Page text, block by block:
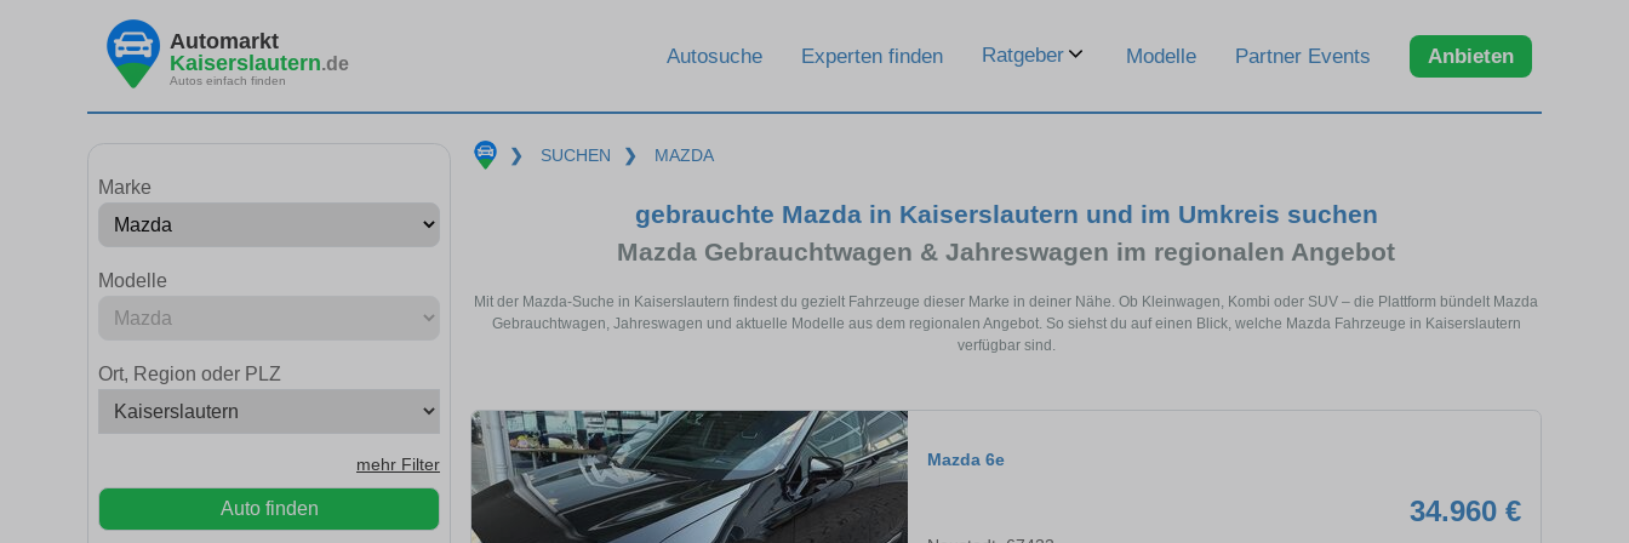
Automarkt
Kaiserslautern.de
Autos einfach finden
Autosuche Experten finden Ratgeber Modelle Partner Events Anbieten
Marke
Modelle
Ort, Region oder PLZ
mehr Filter
Auto finden
❯ SUCHEN ❯ MAZDA
gebrauchte Mazda in Kaiserslautern und im Umkreis suchen
Mazda Gebrauchtwagen & Jahreswagen im regionalen Angebot
Mit der Mazda-Suche in Kaiserslautern findest du gezielt Fahrzeuge dieser Marke in deiner Nähe. Ob Kleinwagen, Kombi oder SUV – die Plattform bündelt Mazda
Gebrauchtwagen, Jahreswagen und aktuelle Modelle aus dem regionalen Angebot. So siehst du auf einen Blick, welche Mazda Fahrzeuge in Kaiserslautern
verfügbar sind.
Mazda 6e
34.960 €